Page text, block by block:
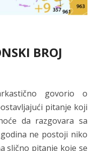
BROJ
govorio o
pitanje koji
da razgovara sa
ne postoji niko
slično pitanje koje se